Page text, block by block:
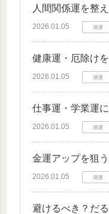
人間関係運を整
2026.01.05 開運
健康運・厄除け
2026.01.05 開運
仕事運・学業運
2026.01.05 開運
金運アップを狙
2026.01.05 開運
避けるべき？だ